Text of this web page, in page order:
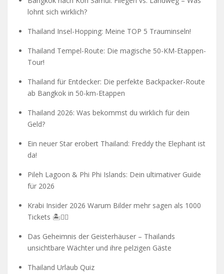
lohnt sich wirklich?
Thailand Insel-Hopping: Meine TOP 5 Trauminseln!
Thailand Tempel-Route: Die magische 50-KM-Etappen-
Tour!
Thailand für Entdecker: Die perfekte Backpacker-Route
ab Bangkok in 50-km-Etappen
Thailand 2026: Was bekommst du wirklich für dein
Geld?
Ein neuer Star erobert Thailand: Freddy the Elephant ist
da!
Pileh Lagoon & Phi Phi Islands: Dein ultimativer Guide
für 2026
Krabi Insider 2026 Warum Bilder mehr sagen als 1000
Tickets 🏝️🧗‍♂️
Das Geheimnis der Geisterhäuser – Thailands
unsichtbare Wächter und ihre pelzigen Gäste
Thailand Urlaub Quiz